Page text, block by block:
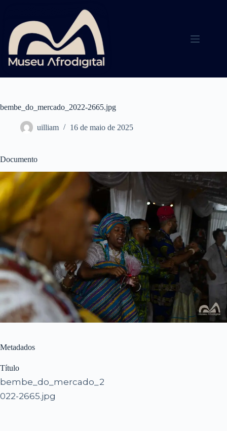
conteúdo
bembe_do_mercado_2022-2665.jpg
uilliam 16 de maio de 2025
Documento
Metadados
Título
bembe_do_mercado_2
022-2665.jpg